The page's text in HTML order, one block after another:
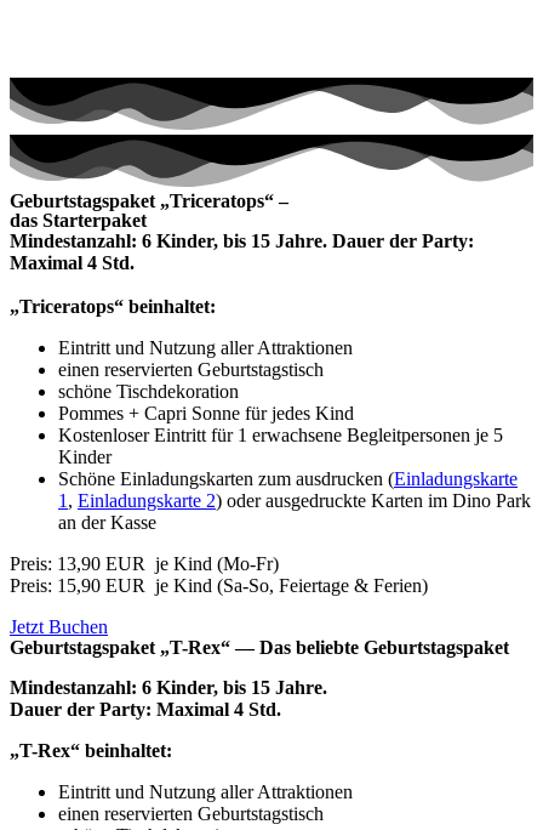
Geburtstagspaket „Triceratops“ –
das Starterpaket
Mindestanzahl: 6 Kinder, bis 15 Jahre. Dauer der Party:
Maximal 4 Std.
„Triceratops“ beinhaltet:
Eintritt und Nutzung aller Attraktionen
einen reservierten Geburtstagstisch
schöne Tischdekoration
Pommes + Capri Sonne für jedes Kind
Kostenloser Eintritt für 1 erwachsene Begleitpersonen je 5
Kinder
Schöne Einladungskarten zum ausdrucken (Einladungskarte
1, Einladungskarte 2) oder ausgedruckte Karten im Dino Park
an der Kasse
Preis: 13,90 EUR je Kind (Mo-Fr)
Preis: 15,90 EUR je Kind (Sa-So, Feiertage & Ferien)
Jetzt Buchen
Geburtstagspaket „T-Rex“ — Das beliebte Geburtstagspaket
Mindestanzahl: 6 Kinder, bis 15 Jahre.
Dauer der Party: Maximal 4 Std.
„T-Rex“ beinhaltet:
Eintritt und Nutzung aller Attraktionen
einen reservierten Geburtstagstisch